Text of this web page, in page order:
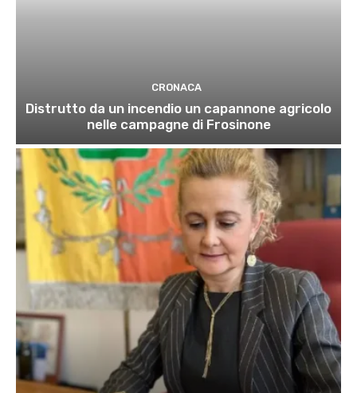
CRONACA
Distrutto da un incendio un capannone agricolo
nelle campagne di Frosinone